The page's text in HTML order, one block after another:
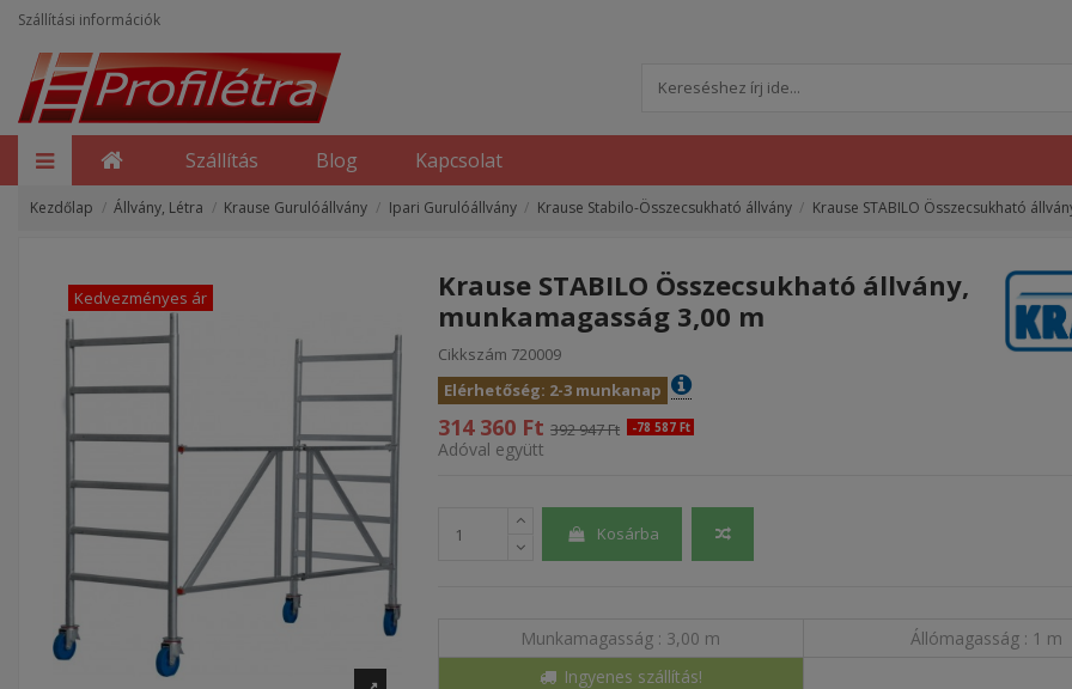
Szállítási információk
Szállítás Blog Kapcsolat
Kezdőlap Állvány, Létra Krause Gurulóállvány Ipari Gurulóállvány Krause Stabilo-Összecsukható állvány Krause STABILO Összecsukható
Kedvezményes ár
Krause STABILO Összecsukható állvány,
munkamagasság 3,00 m
Cikkszám 720009
Elérhetőség: 2-3 munkanap
314 360 Ft 392 947 Ft -78 587 Ft
Adóval együtt
Kosárba
Munkamagasság 3,00 m Állómagasság
1 m
Ingyenes szállítás!